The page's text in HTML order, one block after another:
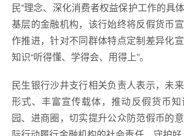
民”理念、深化消费者权益保护工作的具
基层的金融机构，该行始终将反假货币
作推进，针对不同群体特点定制差异化
知识“听得懂、学得会、用得上”。
民生银行沙井支行相关负责人表示，未
形式、丰富宣传载体，推动反假货币
园、进商圈，切实提升公众防范假币的